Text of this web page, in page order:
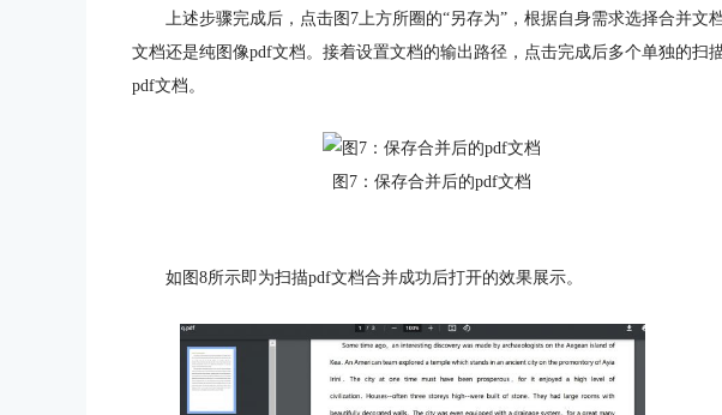
上述步骤完成后，点击图7上方所圈的“另存为”，根据自身需求选择合并文
文档还是纯图像pdf文档。接着设置文档的输出路径，点击完成后多个单独的扫
pdf文档。
图7：保存合并后的pdf文档
如图8所示即为扫描pdf文档合并成功后打开的效果展示。